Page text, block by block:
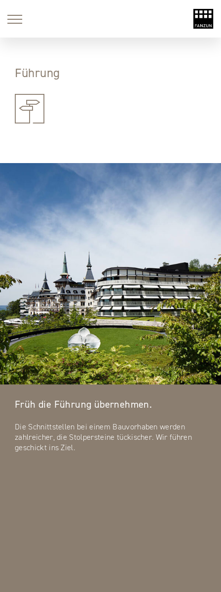
Führung
Früh die Führung übernehmen.
Die Schnittstellen bei einem Bauvorhaben werden
zahlreicher, die Stolpersteine tückischer. Wir führen
geschickt ins Ziel.